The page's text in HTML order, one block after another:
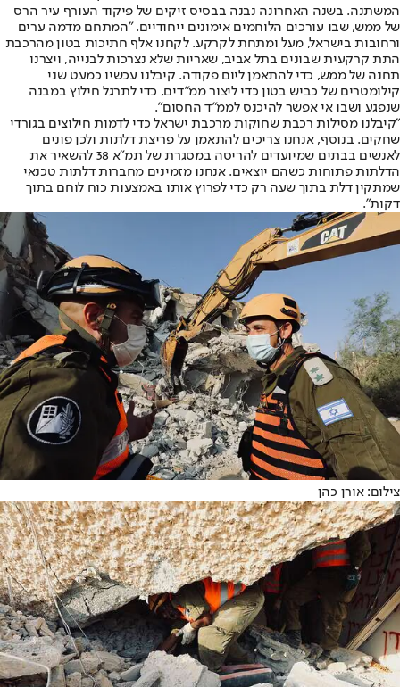
המשתנה. בשנה האחרונה נבנה בבסיס זיקים של פיקוד העורף עיר הרס
של ממש, שבו עורכים הלוחמים אימונים ייחודיים. "המתחם מדמה ערים
ורחובות בישראל, מעל ומתחת לקרקע. לקחנו אלף חתיכות בטון מהרכבת
התת קרקעית שבונים בתל אביב, שאריות שלא נצרכות לבנייה, ויצרנו
תחנה של ממש, כדי להתאמן ליום פקודה. קיבלנו עכשיו כמעט שני
קילומטרים של כביש בטון כדי ליצור ממ"דים, כדי לתרגל חילוץ במבנה
שנפגע ושבו אי אפשר להיכנס לממ"ד החסום".
"קיבלנו מסילות רכבת שחוקות מרכבת ישראל כדי לדמות חילוצים בגורדי
שחקים. בנוסף, אנחנו צריכים להתאמן על פריצת דלתות ולכן פונים
לאנשים בבתים שמיועדים להריסה במסגרת של תמ"א 38 להשאיר את
הדלתות פתוחות כשהם יוצאים. אנחנו מזמינים מחברות דלתות טכנאי
שמתקין דלת בתוך שעה רק כדי לפרוץ אותו באמצעות כוח לוחם בתוך
דקות".
צילום: אורן כהן